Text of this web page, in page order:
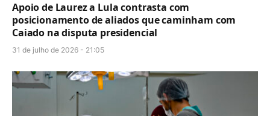
Apoio de Laurez a Lula contrasta com
posicionamento de aliados que caminham com
Caiado na disputa presidencial
31 de julho de 2026 - 21:05